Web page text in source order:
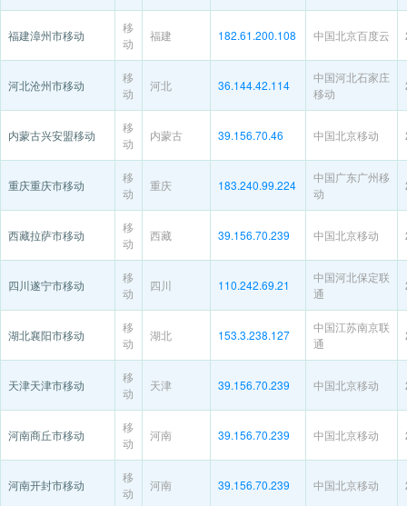
福建漳州市移动
移
动
福建 182.61.200.108 中国北京百度云
河北沧州市移动
移
动
河北 36.144.42.114
中国河北石家庄
移动
内蒙古兴安盟移动
移
动
内蒙古 39.156.70.46 中国北京移动
重庆重庆市移动
移
动
重庆 183.240.99.224
中国广东广州移
动
西藏拉萨市移动
移
动
西藏 39.156.70.239 中国北京移动
四川遂宁市移动
移
动
四川 110.242.69.21
中国河北保定联
通
湖北襄阳市移动
移
动
湖北 153.3.238.127
中国江苏南京联
通
天津天津市移动
移
动
天津 39.156.70.239 中国北京移动
河南商丘市移动
移
动
河南 39.156.70.239 中国北京移动
河南开封市移动
移
动
河南 39.156.70.239 中国北京移动